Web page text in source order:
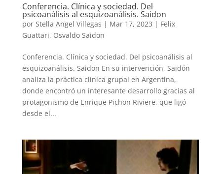
Conferencia. Clínica y sociedad. Del
psicoanálisis al esquizoanálisis. Saidon
por Stella Angel Villegas | Mar 17, 2023 | Felix
Guattari, Osvaldo Saidon
Conferencia. Clínica y sociedad. Del psicoanálisis al
esquizoanálisis. Saidon En su intervención, Saidón
analiza la práctica clínica grupal en Argentina,
donde encontró un interesante desarrollo gracias al
protagonismo de Enrique Pichon Riviere, que ligó
desde el...